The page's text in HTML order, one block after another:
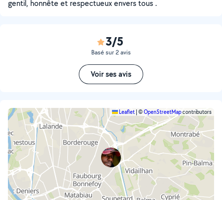
gentil, honnête et respectueux envers tous .
3/5
Basé sur 2 avis
Voir ses avis
Leaflet ©OpenStreetMapcontributors